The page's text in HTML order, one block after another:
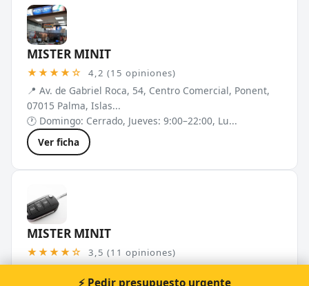
MISTER MINIT
★★★★☆ 4,2 (15 opiniones)
📍 Av. de Gabriel Roca, 54, Centro Comercial, Ponent,
07015 Palma, Islas...
🕐 Domingo: Cerrado, Jueves: 9:00–22:00, Lu...
Ver ficha
MISTER MINIT
★★★★☆ 3,5 (11 opiniones)
⚡ Pedir presupuesto urgente